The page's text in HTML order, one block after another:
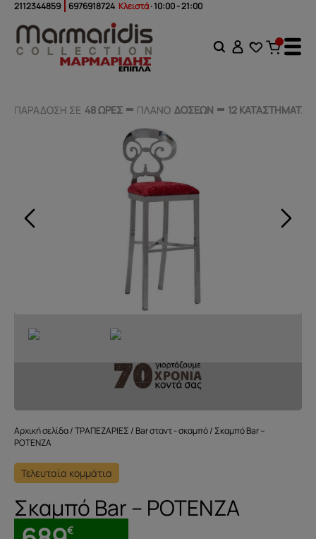
2112344859 6976918724 Κλειστά· 10:00 - 21:00
ΠΑΡΑΔΟΣΗ ΣΕ 48 ΩΡΕΣ ΠΛΑΝΟ ΔΟΣΕΩΝ 12 ΚΑΤΑΣΤΗΜΑΤΑ
ΠΑΡΑΔΟΣΗ ΣΕ 48 ΩΡΕΣ ΠΛΑΝΟ ΔΟΣΕΩΝ 12 ΚΑΤΑΣΤΗΜΑΤΑ
Αρχική σελίδα/ΤΡΑΠΕΖΑΡΙΕΣ / Bar σταντ - σκαμπό/ Σκαμπό Bar –
POTENZA
Τελευταία κομμάτια
Σκαμπό Bar – POTENZA
€